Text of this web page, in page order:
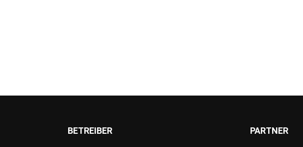
BETREIBER PARTNER